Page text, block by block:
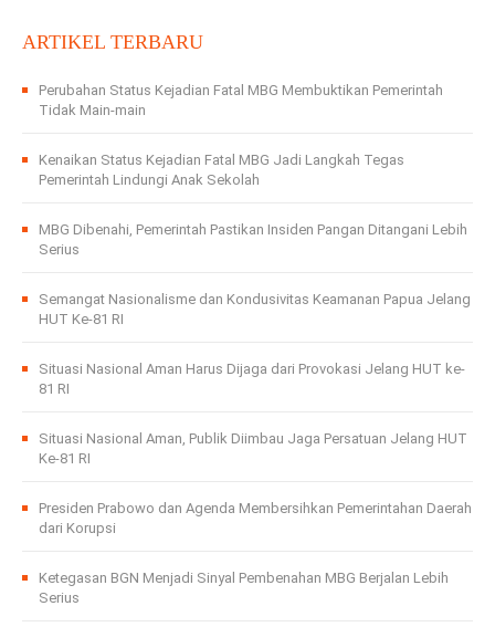
ARTIKEL TERBARU
Perubahan Status Kejadian Fatal MBG Membuktikan Pemerintah
Tidak Main-main
Kenaikan Status Kejadian Fatal MBG Jadi Langkah Tegas
Pemerintah Lindungi Anak Sekolah
MBG Dibenahi, Pemerintah Pastikan Insiden Pangan Ditangani Lebih
Serius
Semangat Nasionalisme dan Kondusivitas Keamanan Papua Jelang
HUT Ke-81 RI
Situasi Nasional Aman Harus Dijaga dari Provokasi Jelang HUT ke-
81 RI
Situasi Nasional Aman, Publik Diimbau Jaga Persatuan Jelang HUT
Ke-81 RI
Presiden Prabowo dan Agenda Membersihkan Pemerintahan Daerah
dari Korupsi
Ketegasan BGN Menjadi Sinyal Pembenahan MBG Berjalan Lebih
Serius